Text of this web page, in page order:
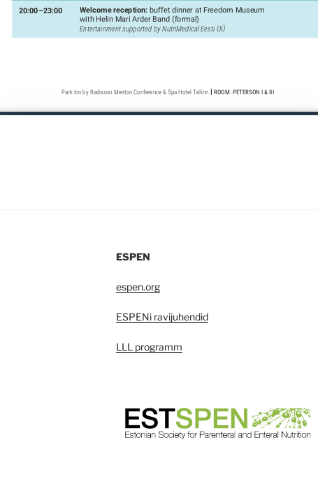
ESPEN
espen.org
ESPENi ravijuhendid
LLL programm